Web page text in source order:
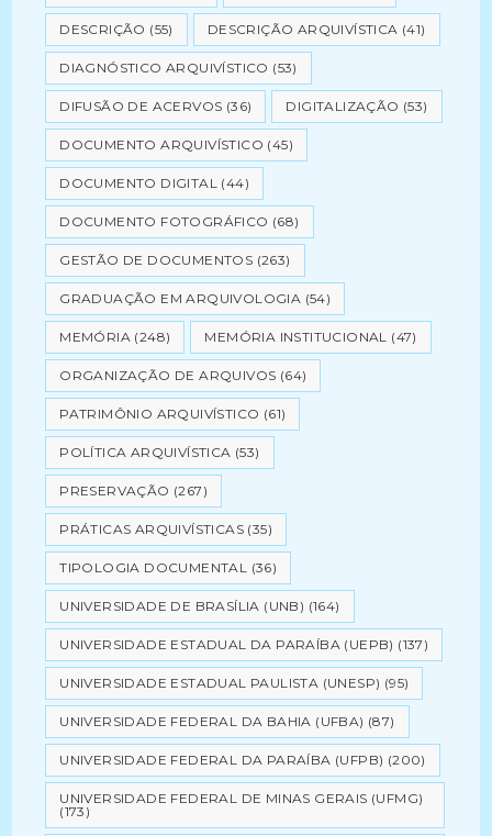
DESCRIÇÃO (55) DESCRIÇÃO ARQUIVÍSTICA (41)
DIAGNÓSTICO ARQUIVÍSTICO (53)
DIFUSÃO DE ACERVOS (36) DIGITALIZAÇÃO (53)
DOCUMENTO ARQUIVÍSTICO (45)
DOCUMENTO DIGITAL (44)
DOCUMENTO FOTOGRÁFICO (68)
GESTÃO DE DOCUMENTOS (263)
GRADUAÇÃO EM ARQUIVOLOGIA (54)
MEMÓRIA (248) MEMÓRIA INSTITUCIONAL (47)
ORGANIZAÇÃO DE ARQUIVOS (64)
PATRIMÔNIO ARQUIVÍSTICO (61)
POLÍTICA ARQUIVÍSTICA (53)
PRESERVAÇÃO (267)
PRÁTICAS ARQUIVÍSTICAS (35)
TIPOLOGIA DOCUMENTAL (36)
UNIVERSIDADE DE BRASÍLIA (UNB) (164)
UNIVERSIDADE ESTADUAL DA PARAÍBA (UEPB) (137)
UNIVERSIDADE ESTADUAL PAULISTA (UNESP) (95)
UNIVERSIDADE FEDERAL DA BAHIA (UFBA) (87)
UNIVERSIDADE FEDERAL DA PARAÍBA (UFPB) (200)
UNIVERSIDADE FEDERAL DE MINAS GERAIS (UFMG)
(173)